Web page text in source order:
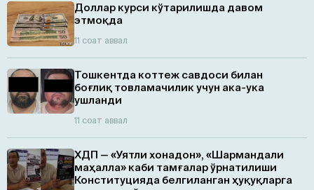
Доллар курси кўтарилишда давом
этмоқда
11 соат аввал
Тошкентда коттеж савдоси билан
боғлиқ товламачилик учун ака-ука
ушланди
11 соат аввал
ХДП — «Уятли хонадон», «Шармандали
маҳалла» каби тамғалар ўрнатилиши
Конституцияда белгиланган ҳуқуқларга